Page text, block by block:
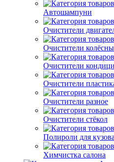
Автошампуни
Очистители
Очистители
Очистители
Очистители
Очистители разное
Очистители стёкол
Полироли для
Химчистка салона